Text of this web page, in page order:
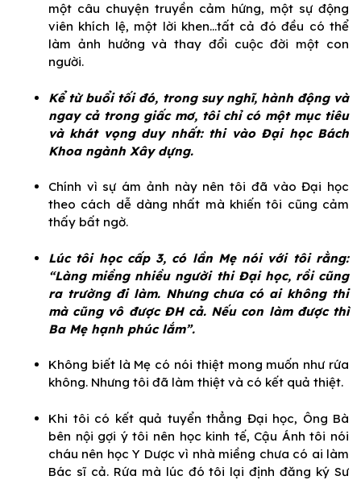
một câu chuyện truyền cảm hứng, một sự động
viên khích lệ, một lời khen…tất cả đó đều có thể
làm ảnh hưởng và thay đổi cuộc đời một con
người.
Kể từ buổi tối đó, trong suy nghĩ, hành động và
ngay cả trong giấc mơ, tôi chỉ có một mục tiêu
và khát vọng duy nhất: thi vào Đại học Bách
Khoa ngành Xây dựng.
Chính vì sự ám ảnh này nên tôi đã vào Đại học
theo cách dễ dàng nhất mà khiến tôi cũng cảm
thấy bất ngờ.
Lúc tôi học cấp 3, có lần Mẹ nói với tôi rằng:
“Làng miềng nhiều người thi Đại học, rồi cũng
ra trường đi làm. Nhưng chưa có ai không thi
mà cũng vô được ĐH cả. Nếu con làm được thì
Ba Mẹ hạnh phúc lắm”.
Không biết là Mẹ có nói thiệt mong muốn như rứa
không. Nhưng tôi đã làm thiệt và có kết quả thiệt.
Khi tôi có kết quả tuyển thẳng Đại học, Ông Bà
bên nội gợi ý tôi nên học kinh tế, Cậu Ánh tôi nói
cháu nên học Y Dược vì nhà miềng chưa có ai làm
Bác sĩ cả. Rứa mà lúc đó tôi lại định đăng ký Sư